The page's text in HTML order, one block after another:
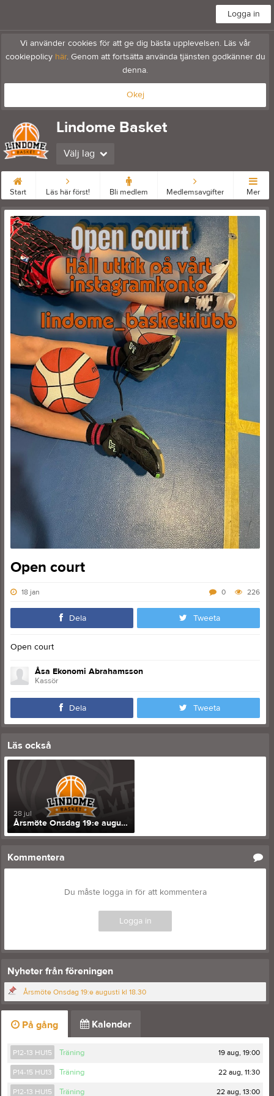
Logga in
Vi använder cookies för att ge dig bästa upplevelsen. Läs vår
cookiepolicy här. Genom att fortsätta använda tjänsten godkänner du
denna.
Okej
Lindome Basket
Välj lag
Start Läs här först! Bli medlem Medlemsavgifter Mer
Open court
18 jan 226
0
Dela Tweeta
Open court
Åsa Ekonomi Abrahamsson
Kassör
Dela Tweeta
Läs också
28 jul
Årsmöte Onsdag 19:e augusti kl 18.30
Kommentera
Du måste logga in för att kommentera
Logga in
Nyheter från föreningen
Årsmöte Onsdag 19:e augusti kl 18.30
På gång Kalender
P12-13 HU15 Träning 19 aug, 19:00
P14-15 HU13 Träning 22 aug, 11:30
P12-13 HU15 Träning 22 aug, 13:00